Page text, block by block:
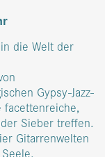
die Welt der
Gypsy-Jazz-
facettenreiche,
Sieber treffen.
Gitarrenwelten